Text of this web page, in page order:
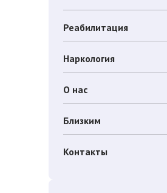
Реабилитация
Наркология
О нас
Близким
Контакты